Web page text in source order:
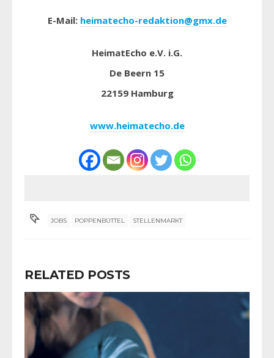
E-Mail: heimatecho-redaktion@gmx.de
HeimatEcho e.V. i.G.
De Beern 15
22159 Hamburg
www.heimatecho.de
JOBS POPPENBÜTTEL STELLENMARKT
RELATED POSTS